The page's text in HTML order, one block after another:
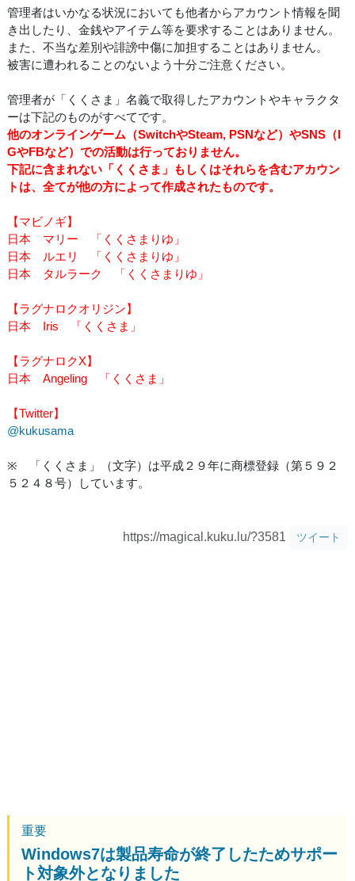
管理者はいかなる状況においても他者からアカウント情報を聞
き出したり、金銭やアイテム等を要求することはありません。
また、不当な差別や誹謗中傷に加担することはありません。
被害に遭われることのないよう十分ご注意ください。
管理者が「くくさま」名義で取得したアカウントやキャラクタ
ーは下記のものがすべてです。
他のオンラインゲーム（SwitchやSteam, PSNなど）やSNS（I
GやFBなど）での活動は行っておりません。
下記に含まれない「くくさま」もしくはそれらを含むアカウン
トは、全てが他の方によって作成されたものです。
【マビノギ】
日本 マリー 「くくさまりゆ」
日本 ルエリ 「くくさまりゆ」
日本 タルラーク 「くくさまりゆ」
【ラグナロクオリジン】
日本 Iris 「くくさま」
【ラグナロクX】
日本 Angeling 「くくさま」
【Twitter】
@kukusama
※ 「くくさま」（文字）は平成２９年に商標登録（第５９２
５２４８号）しています。
https://magical.kuku.lu/?3581 ツイート
重要
Windows7は製品寿命が終了したためサポー
ト対象外となりました